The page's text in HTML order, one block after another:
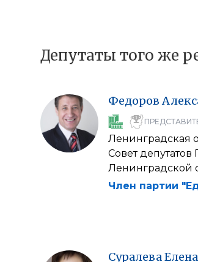
Депутаты того же
Федоров
Ленинградская
Совет
Ленинградской
Член партии
СуралеваЕлена